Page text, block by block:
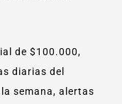
de $100.000,
diarias del
semana, alertas